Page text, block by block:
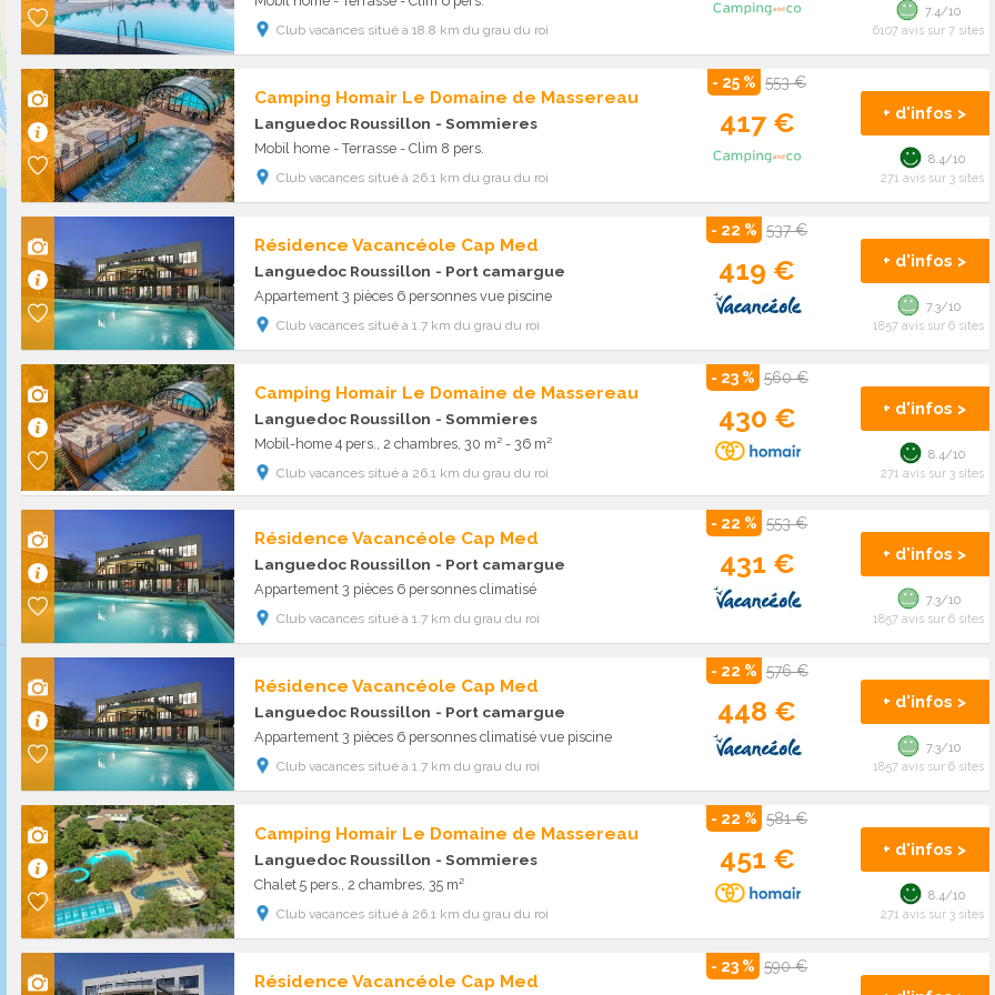
Club vacances situé à 18.8 km du grau du roi
7.4/10
6107 avis sur 7 sites
Camping Homair Le Domaine de Massereau
Languedoc Roussillon - Sommieres
Mobil home - Terrasse - Clim 8 pers.
Club vacances situé à 26.1 km du grau du roi
- 25 % 553 €
417 € + d'infos >
8.4/10
271 avis sur 3 sites
Résidence Vacancéole Cap Med
Languedoc Roussillon - Port camargue
Appartement 3 pièces 6 personnes vue piscine
Club vacances situé à 1.7 km du grau du roi
- 22 % 537 €
419 € + d'infos >
7.3/10
1857 avis sur 6 sites
Camping Homair Le Domaine de Massereau
Languedoc Roussillon - Sommieres
Mobil-home 4 pers., 2 chambres, 30 m² - 36 m²
Club vacances situé à 26.1 km du grau du roi
- 23 % 560 €
430 € + d'infos >
8.4/10
271 avis sur 3 sites
Résidence Vacancéole Cap Med
Languedoc Roussillon - Port camargue
Appartement 3 pièces 6 personnes climatisé
Club vacances situé à 1.7 km du grau du roi
- 22 % 553 €
431 € + d'infos >
7.3/10
1857 avis sur 6 sites
Résidence Vacancéole Cap Med
Languedoc Roussillon - Port camargue
Appartement 3 pièces 6 personnes climatisé vue piscine
Club vacances situé à 1.7 km du grau du roi
- 22 % 576 €
448 € + d'infos >
7.3/10
1857 avis sur 6 sites
Camping Homair Le Domaine de Massereau
Languedoc Roussillon - Sommieres
Chalet 5 pers., 2 chambres, 35 m²
Club vacances situé à 26.1 km du grau du roi
- 22 % 581 €
451 € + d'infos >
8.4/10
271 avis sur 3 sites
Résidence Vacancéole Cap Med
- 23 % 590 €